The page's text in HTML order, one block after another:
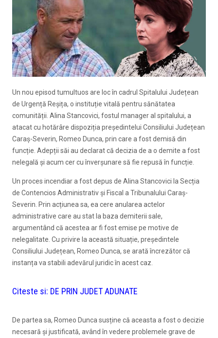
Un nou episod tumultuos are loc în cadrul Spitalului Județean
de Urgență Reșița, o instituție vitală pentru sănătatea
comunității. Alina Stancovici, fostul manager al spitalului, a
atacat cu hotărâre dispoziția președintelui Consiliului Județean
Caraș-Severin, Romeo Dunca, prin care a fost demisă din
funcție. Adepții săi au declarat că decizia de a o demite a fost
nelegală și acum cer cu înverșunare să fie repusă în funcție.
Un proces incendiar a fost depus de Alina Stancovici la Secția
de Contencios Administrativ și Fiscal a Tribunalului Caraș-
Severin. Prin acțiunea sa, ea cere anularea actelor
administrative care au stat la baza demiterii sale,
argumentând că acestea ar fi fost emise pe motive de
nelegalitate. Cu privire la această situație, președintele
Consiliului Județean, Romeo Dunca, se arată încrezător că
instanța va stabili adevărul juridic în acest caz.
Citeste si: DE PRIN JUDET ADUNATE
De partea sa, Romeo Dunca susține că aceasta a fost o decizie
necesară și justificată, având în vedere problemele grave de